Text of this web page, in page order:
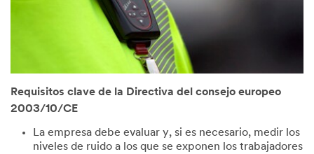
Requisitos clave de la Directiva del consejo europeo
2003/10/CE
La empresa debe evaluar y, si es necesario, medir los
niveles de ruido a los que se exponen los trabajadores